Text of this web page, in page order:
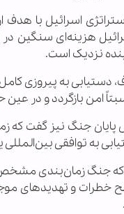
اسرائیل با
هزینه‌ای سنگین در
نزدیک است.
دستیابی به پیروزی
امن بازگردد و در
جنگ نیز گفت که
به توافقی
که جنگ زمان‌بندی مشخص
و تهدیدهای